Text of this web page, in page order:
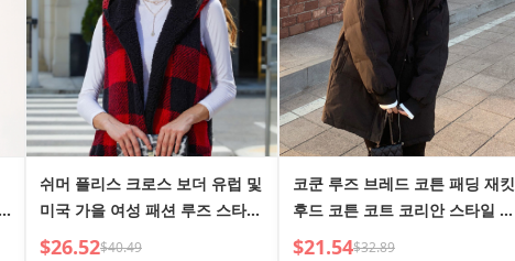
쉬머 플리스 크로스 보더 유럽 및
미국 가을 여성 패션 루즈 스타일
후드 노버튼 가디건 체크 플리스
$26.52$40.49
코쿤 루즈 브레드 코튼 패딩 재킷
후드 코튼 코트 코리안 스타일 코
튼 패딩 재킷
$21.54$32.89